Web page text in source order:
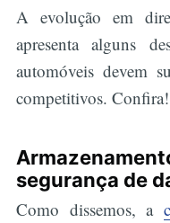
A evolução em
apresenta alguns
automóveis devem
competitivos. Confira!
segurança de
Como dissemos, a